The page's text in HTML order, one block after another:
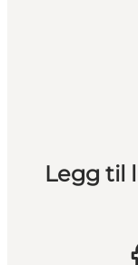
Legg til